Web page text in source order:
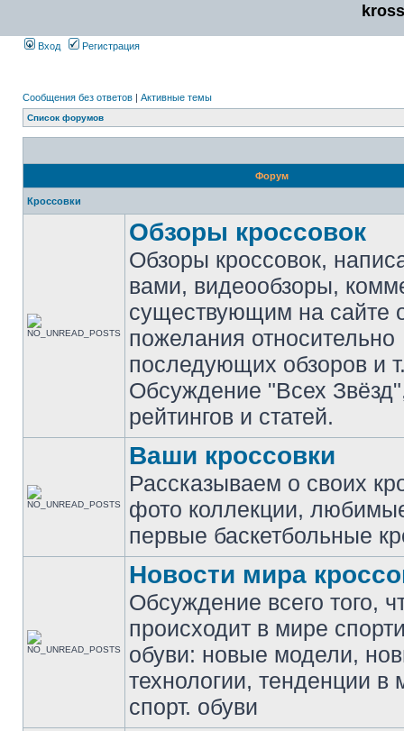
Вход Регистрация
Сообщения без ответов | Активные темы
Список форумов
Форум
Кроссовки
Обзоры кроссовок
Обзоры кроссовок,
вами, видеообзоры,
существующим на сайте
пожелания относительно
последующих обзоров и
Обсуждение "Всех
рейтингов и статей.
Ваши кроссовки
Рассказываем о своих
фото коллекции,
первые баскетбольные
Новости мира
Обсуждение всего того,
происходит в мире
обуви: новые модели,
технологии, тенденции в
спорт. обуви